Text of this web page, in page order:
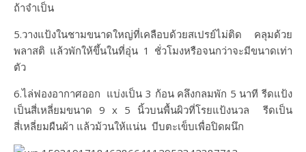
ถ้าจำเป็น
5.วางแป้งในชามขนาดใหญ่ที่เคลือบด้วยสเปรย์ไม่ติด คลุมด้วย
พลาสติ แล้วพักให้ขึ้นในที่อุ่น 1 ชั่วโมงหรือจนกว่าจะมีขนาดเท่า
ตัว
6.ไล่ฟองอากาศออก แบ่งเป็น 3 ก้อน คลึงกลมพัก 5 นาที รีดแป้ง
เป็นสี่เหลี่ยมขนาด 9 x 5 นิ้วบนพื้นผิวที่โรยแป้งนวล รีดเป็น
สี่เหลี่ยมผืนผ้า แล้วม้วนให้แน่น บีบตะเข็บเพื่อปิดผนึก